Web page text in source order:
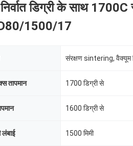
डिग्री के साथ 1700C
1500/17
संरक्षण sintering, वैक्यूम
तापमान 1700 डिग्री से
1600 डिग्री से
लंबाई 1500 मिमी